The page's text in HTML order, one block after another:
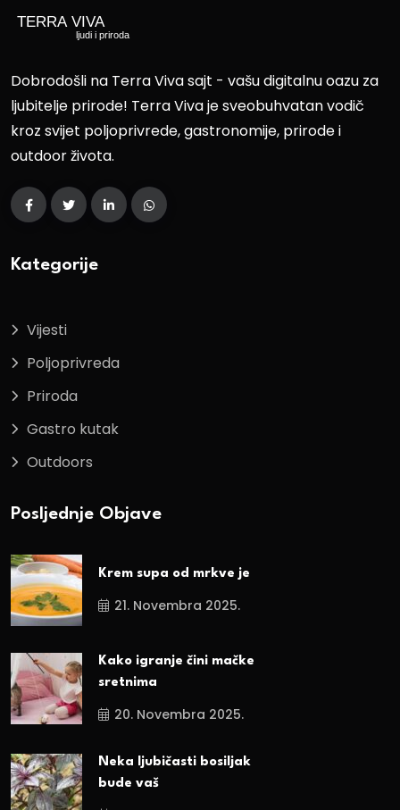
Dobrodošli na Terra Viva sajt - vašu digitalnu oazu za
ljubitelje prirode! Terra Viva je sveobuhvatan vodič
kroz svijet poljoprivrede, gastronomije, prirode i
outdoor života.
Kategorije
Vijesti
Poljoprivreda
Priroda
Gastro kutak
Outdoors
Posljednje Objave
Krem supa od mrkve je
21. Novembra 2025.
Kako igranje čini mačke
sretnima
20. Novembra 2025.
Neka ljubičasti bosiljak
bude vaš